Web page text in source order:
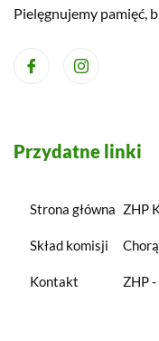
Pielęgnujemy pamięć,
Przydatne linki
Strona główna
Skład komisji
Kontakt
ZHP
ZHP